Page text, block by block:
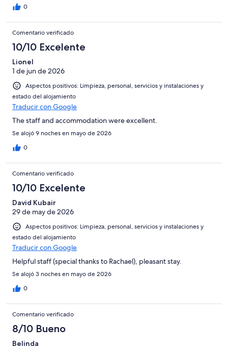
0
Comentario verificado
10/10 Excelente
Lionel
1 de jun de 2026
Aspectos positivos: Limpieza, personal, servicios y instalaciones y
estado del alojamiento
Traducir con Google
The staff and accommodation were excellent.
Se alojó 9 noches en mayo de 2026
0
Comentario verificado
10/10 Excelente
David Kubair
29 de may de 2026
Aspectos positivos: Limpieza, personal, servicios y instalaciones y
estado del alojamiento
Traducir con Google
Helpful staff (special thanks to Rachael), pleasant stay.
Se alojó 3 noches en mayo de 2026
0
Comentario verificado
8/10 Bueno
Belinda